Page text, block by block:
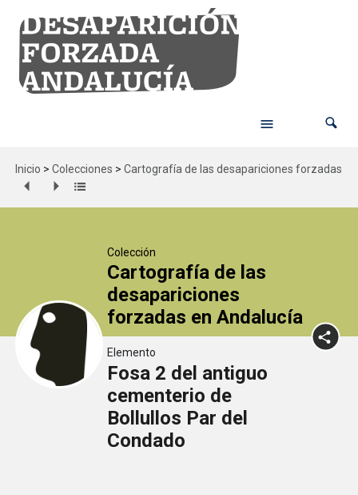
Inicio > Colecciones > Cartografía de las desapariciones forzadas
Colección
Cartografía de las
desapariciones
forzadas en Andalucía
Elemento
Fosa 2 del antiguo
cementerio de
Bollullos Par del
Condado